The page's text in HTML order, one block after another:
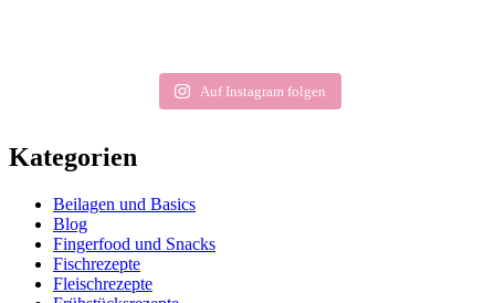
Auf Instagram folgen
Kategorien
Beilagen und Basics
Blog
Fingerfood und Snacks
Fischrezepte
Fleischrezepte